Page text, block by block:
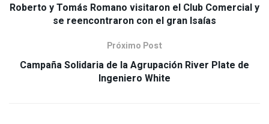
Roberto y Tomás Romano visitaron el Club Comercial y
se reencontraron con el gran Isaías
Próximo Post
Campaña Solidaria de la Agrupación River Plate de
Ingeniero White